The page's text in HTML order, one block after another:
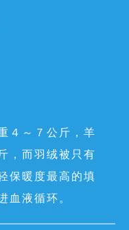
４～７公斤，羊
，而羽绒被只有
保暖度最高的填
血液循环。